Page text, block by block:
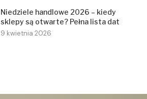
Niedziele handlowe 2026 – kiedy
sklepy są otwarte? Pełna lista dat
9 kwietnia 2026